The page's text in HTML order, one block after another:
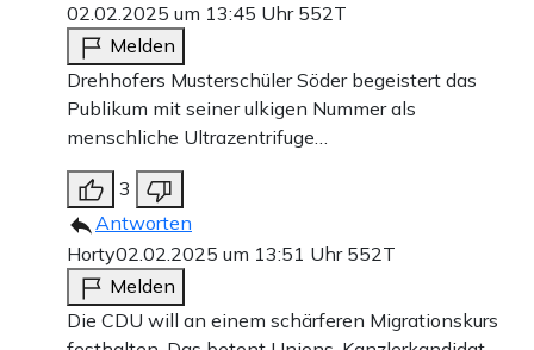
02.02.2025 um 13:45 Uhr 552T
Melden
Drehhofers Musterschüler Söder begeistert das
Publikum mit seiner ulkigen Nummer als
menschliche Ultrazentrifuge…
3
Antworten
Horty02.02.2025 um 13:51 Uhr 552T
Melden
Die CDU will an einem schärferen Migrationskurs